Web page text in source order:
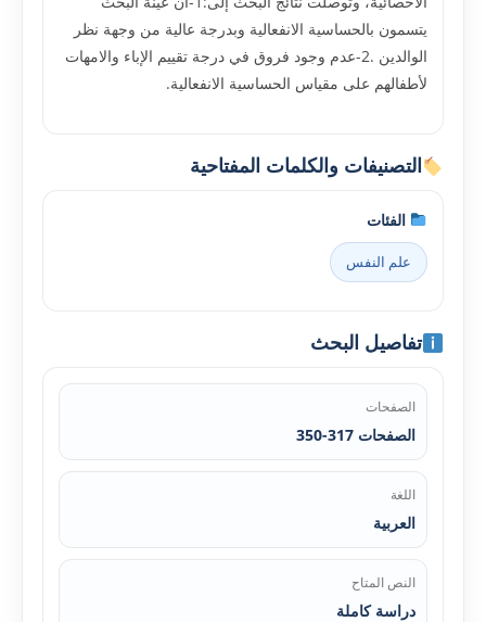
يتسمون بالحساسية الانفعالية وبدرجة عالية من وجهة نظر
الوالدين .2-عدم وجود فروق في درجة تقييم الإباء والامهات
لأطفالهم على مقياس الحساسية الانفعالية.
التصنيفات والكلمات المفتاحية
الفئات
علم النفس
تفاصيل البحث
الصفحات
الصفحات 317-350
اللغة
العربية
النص المتاح
دراسة كاملة